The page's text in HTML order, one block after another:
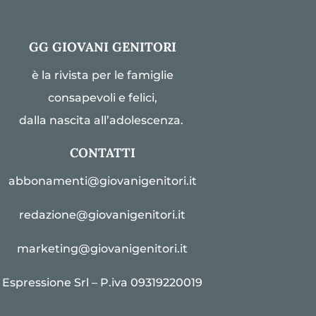
GG GIOVANI GENITORI
è la rivista per le famiglie
consapevoli e felici,
dalla nascita all’adolescenza.
CONTATTI
abbonamenti@giovanigenitori.it
redazione@giovanigenitori.it
marketing@giovanigenitori.it
Espressione Srl – P.iva 09319220019